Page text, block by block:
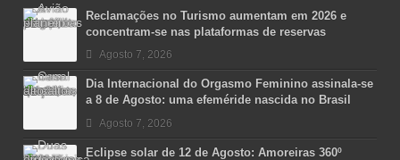
Reclamações no Turismo aumentam em 2026 e
concentram-se nas plataformas de reservas
Agosto 7, 2026
Dia Internacional do Orgasmo Feminino assinala-se
a 8 de Agosto: uma efeméride nascida no Brasil
Agosto 7, 2026
Eclipse solar de 12 de Agosto: Amoreiras 360º